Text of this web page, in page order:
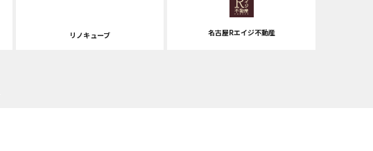
リノキューブ 名古屋Rエイジ不動産